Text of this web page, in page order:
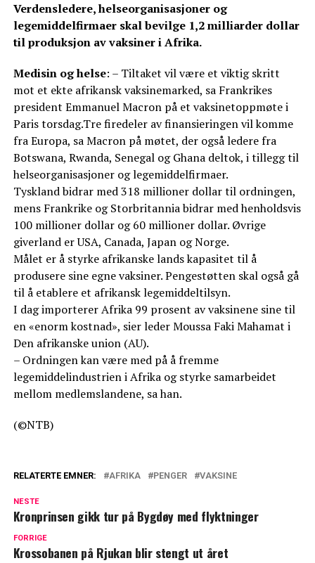
Verdensledere, helseorganisasjoner og
legemiddelfirmaer skal bevilge 1,2 milliarder dollar
til produksjon av vaksiner i Afrika.
Medisin og helse: – Tiltaket vil være et viktig skritt
mot et ekte afrikansk vaksinemarked, sa Frankrikes
president Emmanuel Macron på et vaksinetoppmøte i
Paris torsdag.Tre firedeler av finansieringen vil komme
fra Europa, sa Macron på møtet, der også ledere fra
Botswana, Rwanda, Senegal og Ghana deltok, i tillegg til
helseorganisasjoner og legemiddelfirmaer.
Tyskland bidrar med 318 millioner dollar til ordningen,
mens Frankrike og Storbritannia bidrar med henholdsvis
100 millioner dollar og 60 millioner dollar. Øvrige
giverland er USA, Canada, Japan og Norge.
Målet er å styrke afrikanske lands kapasitet til å
produsere sine egne vaksiner. Pengestøtten skal også gå
til å etablere et afrikansk legemiddeltilsyn.
I dag importerer Afrika 99 prosent av vaksinene sine til
en «enorm kostnad», sier leder Moussa Faki Mahamat i
Den afrikanske union (AU).
– Ordningen kan være med på å fremme
legemiddelindustrien i Afrika og styrke samarbeidet
mellom medlemslandene, sa han.
(©NTB)
RELATERTE EMNER: AFRIKA PENGER VAKSINE
NESTE
Kronprinsen gikk tur på Bygdøy med flyktninger
FORRIGE
Krossobanen på Rjukan blir stengt ut året